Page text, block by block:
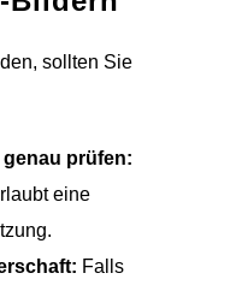
sollten Sie
prüfen:
eine
Falls